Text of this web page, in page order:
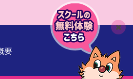
要
じ
る